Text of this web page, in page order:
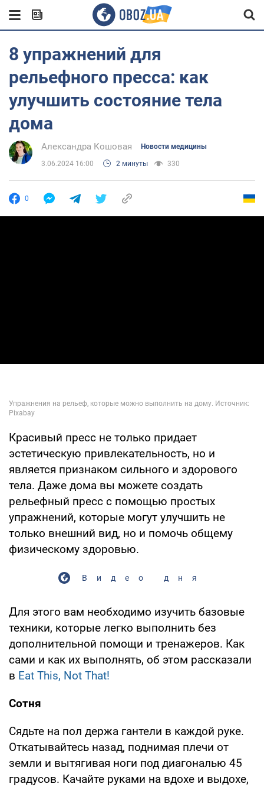
8 упражнений для
рельефного пресса: как
улучшить состояние тела
дома
Александра Кошовая Новости медицины
3.06.2024 16:00 2 минуты 330
0
Красивый пресс не только придает
эстетическую привлекательность, но и
является признаком сильного и здорового
тела. Даже дома вы можете создать
рельефный пресс с помощью простых
упражнений, которые могут улучшить не
только внешний вид, но и помочь общему
физическому здоровью.
Видео дня
Для этого вам необходимо изучить базовые
техники, которые легко выполнить без
дополнительной помощи и тренажеров. Как
сами и как их выполнять, об этом рассказали
в Eat This, Not That!
Сотня
Сядьте на пол держа гантели в каждой руке.
Откатывайтесь назад, поднимая плечи от
земли и вытягивая ноги под диагональю 45
градусов. Качайте руками на вдохе и выдохе,